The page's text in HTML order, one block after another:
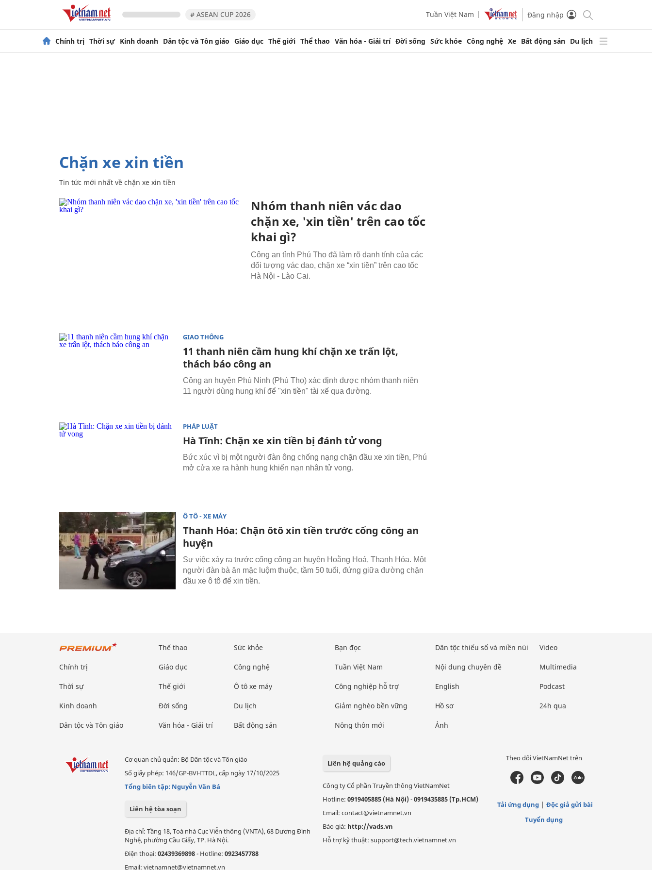
# ASEAN CUP 2026 Tuần Việt Nam Đăng nhập
Chính trị Thời sự Kinh doanh Dân tộc và Tôn giáo Giáo dục Thế giới Thể thao Văn hóa - Giải trí Đời sống Sức khỏe Công nghệ Xe Bất động sản Du lịch
chặn xe xin tiền
Tin tức mới nhất về chặn xe xin tiền
Nhóm thanh niên vác dao
chặn xe, 'xin tiền' trên cao tốc
khai gì?
Công an tỉnh Phú Thọ đã làm rõ danh tính của các
đối tượng vác dao, chặn xe “xin tiền” trên cao tốc
Hà Nội - Lào Cai.
GIAO THÔNG
11 thanh niên cầm hung khí chặn xe trấn lột,
thách báo công an
Công an huyện Phù Ninh (Phú Thọ) xác định được nhóm thanh niên
11 người dùng hung khí để "xin tiền" tài xế qua đường.
PHÁP LUẬT
Hà Tĩnh: Chặn xe xin tiền bị đánh tử vong
Bức xúc vì bị một người đàn ông chống nạng chặn đầu xe xin tiền, Phú
mở cửa xe ra hành hung khiến nạn nhân tử vong.
Ô TÔ - XE MÁY
Thanh Hóa: Chặn ôtô xin tiền trước cổng công an
huyện
Sự việc xảy ra trước cổng công an huyện Hoằng Hoá, Thanh Hóa. Một
người đàn bà ăn mặc luộm thuộc, tầm 50 tuổi, đứng giữa đường chặn
đầu xe ô tô để xin tiền.
Chính trị
Thời sự
Kinh doanh
Dân tộc và Tôn giáo
Thể thao
Giáo dục
Thế giới
Đời sống
Văn hóa - Giải trí
Sức khỏe
Công nghệ
Ô tô xe máy
Du lịch
Bất động sản
Bạn đọc
Tuần Việt Nam
Công nghiệp hỗ trợ
Giảm nghèo bền vững
Nông thôn mới
Dân tộc thiểu số và miền núi
Nội dung chuyên đề
English
Hồ sơ
Ảnh
Video
Multimedia
Podcast
24h qua
Cơ quan chủ quản: Bộ Dân tộc và Tôn giáo
Số giấy phép: 146/GP-BVHTTDL, cấp ngày 17/10/2025
Tổng biên tập: Nguyễn Văn Bá
Liên hệ tòa soạn
Địa chỉ: Tầng 18, Toà nhà Cục Viễn thông (VNTA), 68 Dương Đình
Nghệ, phường Cầu Giấy, TP. Hà Nội.
Điện thoại: 02439369898- Hotline: 0923457788
Email: vietnamnet@vietnamnet.vn
Liên hệ quảng cáo
Công ty Cổ phần Truyền thông VietNamNet
Hotline: 0919405885 (Hà Nội)-0919435885 (Tp.HCM)
Email: contact@vietnamnet.vn
Báo giá: http://vads.vn
Hỗ trợ kỹ thuật: support@tech.vietnamnet.vn
Theo dõi VietNamNet trên
Tải ứng dụng
Độc giả gửi bài
Tuyển dụng